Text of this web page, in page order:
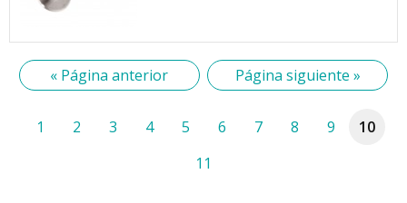
« Página anterior Página siguiente »
1 2 3 4 5 6 7 8 9
10
11